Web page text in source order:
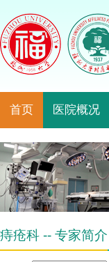
首页 医院概况
痔疮科 -- 专家简介